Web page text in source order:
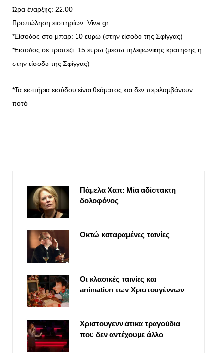
Ώρα έναρξης: 22.00
Προπώληση εισιτηρίων: Viva.gr
*Είσοδος στο μπαρ: 10 ευρώ (στην είσοδο της Σφίγγας)
*Είσοδος σε τραπέζι: 15 ευρώ (μέσω τηλεφωνικής κράτησης ή
στην είσοδο της Σφίγγας)
*Τα εισιτήρια εισόδου είναι θεάματος και δεν περιλαμβάνουν
ποτό
Πάμελα Χαπ: Μία αδίστακτη
δολοφόνος
Οκτώ καταραμένες ταινίες
Οι κλασικές ταινίες και
animation των Χριστουγέννων
Χριστουγεννιάτικα τραγούδια
που δεν αντέχουμε άλλο